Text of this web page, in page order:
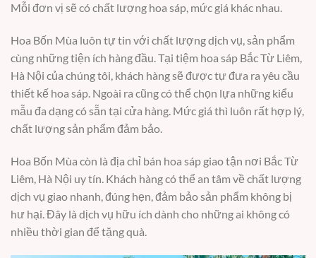
Mỗi đơn vị sẽ có chất lượng hoa sáp, mức giá khác nhau.
Hoa Bốn Mùa luôn tự tin với chất lượng dịch vụ, sản phẩm
cùng những tiện ích hàng đầu. Tại tiệm hoa sáp Bắc Từ Liêm,
Hà Nội của chúng tôi, khách hàng sẽ được tự đưa ra yêu cầu
thiết kế hoa sáp. Ngoài ra cũng có thể chọn lựa những kiểu
mẫu đa dạng có sẵn tại cửa hàng. Mức giá thì luôn rất hợp lý,
chất lượng sản phẩm đảm bảo.
Hoa Bốn Mùa còn là địa chỉ bán hoa sáp giao tận nơi Bắc Từ
Liêm, Hà Nội uy tín. Khách hàng có thể an tâm về chất lượng
dịch vụ giao nhanh, đúng hẹn, đảm bảo sản phẩm không bị
hư hại. Đây là dịch vụ hữu ích dành cho những ai không có
nhiều thời gian để tặng quà.